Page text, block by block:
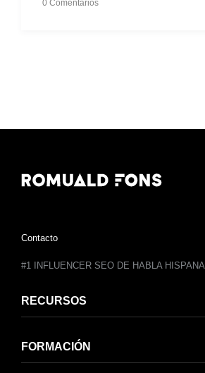
0 Comentarios
Contacto
#1 INFLUENCER SEO DE HABLA HISPANA
RECURSOS
FORMACIÓN